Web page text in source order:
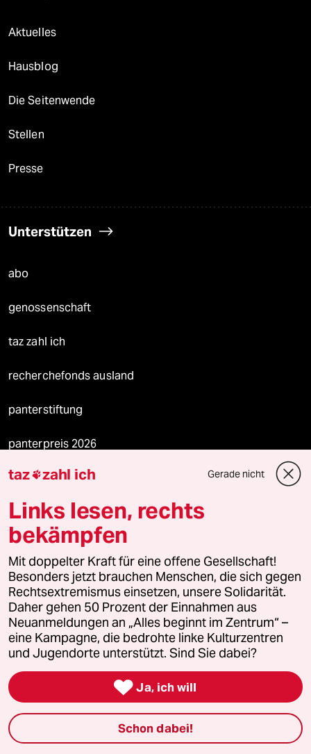
Aktuelles
Hausblog
Die Seitenwende
Stellen
Presse
Unterstützen
abo
genossenschaft
taz zahl ich
recherchefonds ausland
panterstiftung
panterpreis 2026
Podcast
fernverbindung
klima update°
Mauerecho
Freie Rede
reingehen
taz zahl ich Gerade nicht
Links lesen, rechts
bekämpfen
Mit doppelter Kraft für eine offene Gesellschaft!
Besonders jetzt brauchen Menschen, die sich gegen
Rechtsextremismus einsetzen, unsere Solidarität.
Daher gehen 50 Prozent der Einnahmen aus
Neuanmeldungen an „Alles beginnt im Zentrum“ –
eine Kampagne, die bedrohte linke Kulturzentren
und Jugendorte unterstützt. Sind Sie dabei?
 Ja, ich will
Schon dabei!